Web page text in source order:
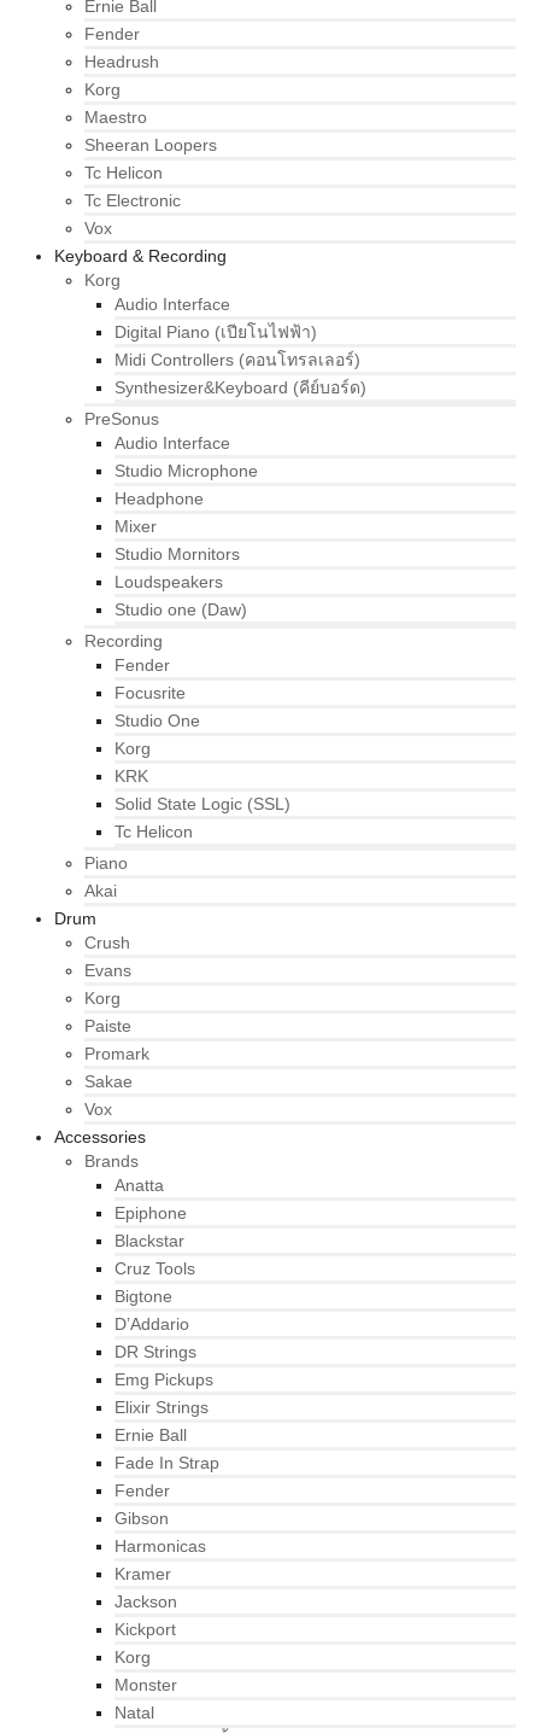
Ernie Ball
Fender
Headrush
Korg
Maestro
Sheeran Loopers
Tc Helicon
Tc Electronic
Vox
Keyboard & Recording
Korg
Audio Interface
Digital Piano (เปียโนไฟฟ้า)
Midi Controllers (คอนโทรลเลอร์)
Synthesizer&Keyboard (คีย์บอร์ด)
PreSonus
Audio Interface
Studio Microphone
Headphone
Mixer
Studio Mornitors
Loudspeakers
Studio one (Daw)
Recording
Fender
Focusrite
Studio One
Korg
KRK
Solid State Logic (SSL)
Tc Helicon
Piano
Akai
Drum
Crush
Evans
Korg
Paiste
Promark
Sakae
Vox
Accessories
Brands
Anatta
Epiphone
Blackstar
Cruz Tools
Bigtone
D’Addario
DR Strings
Emg Pickups
Elixir Strings
Ernie Ball
Fade In Strap
Fender
Gibson
Harmonicas
Kramer
Jackson
Kickport
Korg
Monster
Natal